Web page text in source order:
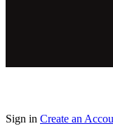
Sign in Create an